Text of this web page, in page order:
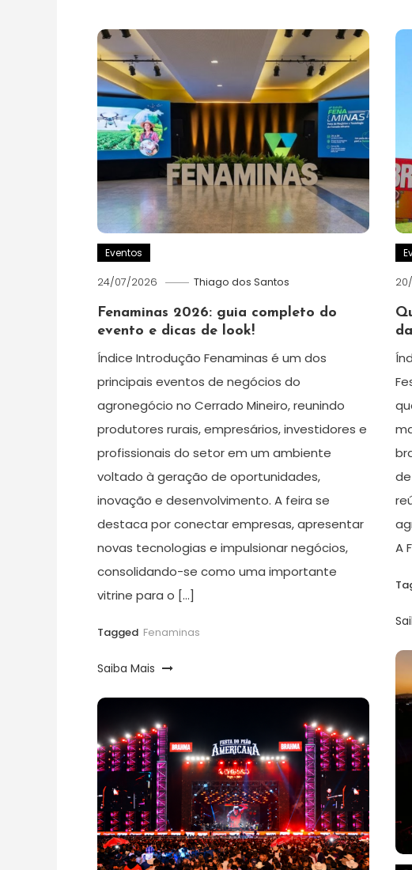
Eventos
24/07/2026 Thiago dos Santos
Fenaminas 2026: guia completo do
evento e dicas de look!
Índice Introdução Fenaminas é um dos
principais eventos de negócios do
agronegócio no Cerrado Mineiro, reunindo
produtores rurais, empresários, investidores e
profissionais do setor em um ambiente
voltado à geração de oportunidades,
inovação e desenvolvimento. A feira se
destaca por conectar empresas, apresentar
novas tecnologias e impulsionar negócios,
consolidando-se como uma importante
vitrine para o […]
Tagged Fenaminas
Saiba Mais
A